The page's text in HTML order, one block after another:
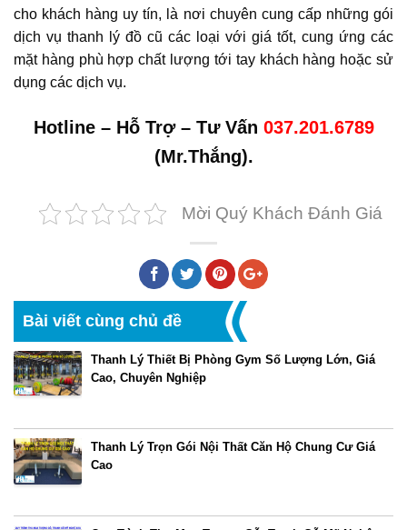
cho khách hàng uy tín, là nơi chuyên cung cấp những gói
dịch vụ thanh lý đồ cũ các loại với giá tốt, cung ứng các
mặt hàng phù hợp chất lượng tới tay khách hàng hoặc sử
dụng các dịch vụ.
Hotline – Hỗ Trợ – Tư Vấn 037.201.6789
(Mr.Thắng).
Mời Quý Khách Đánh Giá
Bài viết cùng chủ đề
Thanh Lý Thiết Bị Phòng Gym Số Lượng Lớn, Giá
Cao, Chuyên Nghiệp
Thanh Lý Trọn Gói Nội Thất Căn Hộ Chung Cư Giá
Cao